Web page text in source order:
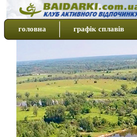
головна графік сплавів